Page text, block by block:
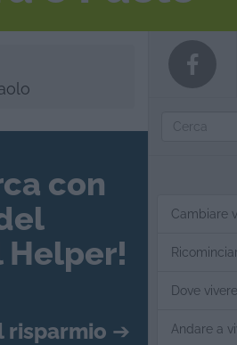
con
Helper!
risparmio ➔
Cambiare
Dove
Andare a